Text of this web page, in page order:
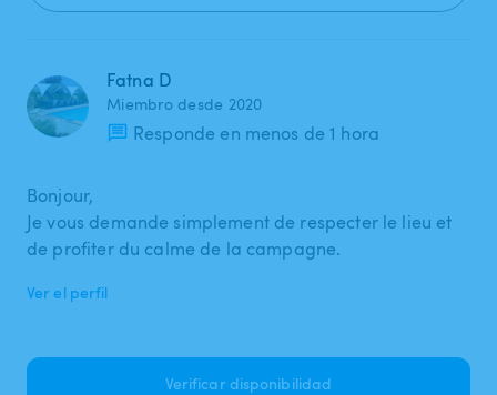
Fatna D
Miembro desde 2020
Responde en menos de 1 hora
Bonjour,
Je vous demande simplement de respecter le lieu et
de profiter du calme de la campagne.
Ver el perfil
Verificar disponibilidad